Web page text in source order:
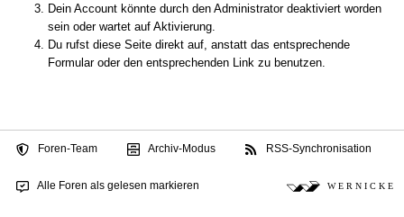
Dein Account könnte durch den Administrator deaktiviert worden
sein oder wartet auf Aktivierung.
Du rufst diese Seite direkt auf, anstatt das entsprechende
Formular oder den entsprechenden Link zu benutzen.
Foren-Team Archiv-Modus RSS-Synchronisation
Alle Foren als gelesen markieren W E R N I C K E